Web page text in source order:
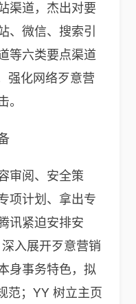
渠道，杰出对要
、微信、搜索引
等六类要点渠道
强化网络歹意营
。
审阅、安全策
项计划、拿出专
讯紧迫安排安
入展开歹意营销
身事务特色，拟
范；YY 树立主页